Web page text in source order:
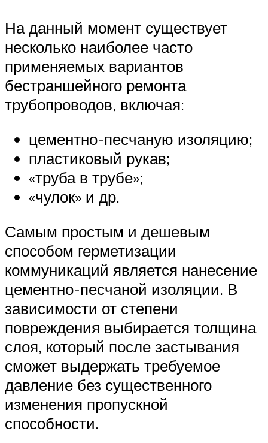
На данный момент существует
несколько наиболее часто
применяемых вариантов
бестраншейного ремонта
трубопроводов, включая:
цементно-песчаную изоляцию;
пластиковый рукав;
«труба в трубе»;
«чулок» и др.
Самым простым и дешевым
способом герметизации
коммуникаций является нанесение
цементно-песчаной изоляции. В
зависимости от степени
повреждения выбирается толщина
слоя, который после застывания
сможет выдержать требуемое
давление без существенного
изменения пропускной
способности.